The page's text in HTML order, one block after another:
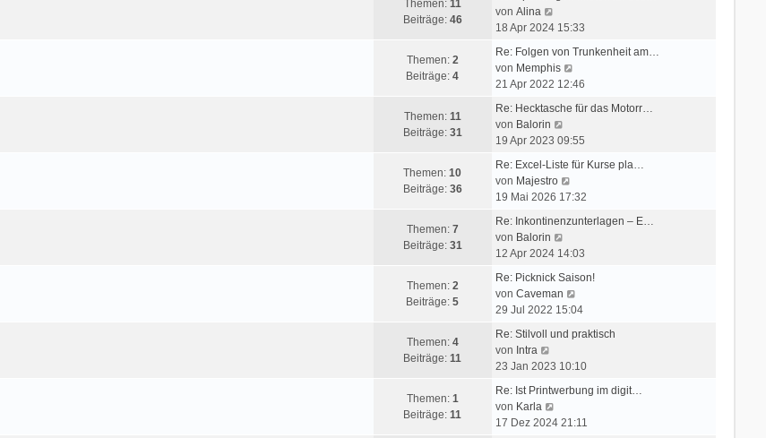
e
i
a
Themen: 11
Beiträge: 46
von Alina
e
e
s
e
r
B
i
t
r
a
g
18 Apr 2024 15:33
Themen: 2
Beiträge:4
Re: Folgen von Trunkenheit am…
von Memphis
e
e
t
e
B
i
r
a
g
21 Apr 2022 12:46
Themen: 11
Beiträge: 31
Re: Hecktasche für das Motorr…
von Balorin
e
e
s
t
e
B
i
r
a
19 Apr 2023 09:55
Themen:10
Beiträge: 36
Re: Excel-Liste für Kurse pla…
von Majestro
e
e
t
e
r
B
i
r
a
19 Mai 2026 17:32
Themen: 7
Beiträge: 31
Re: Inkontinenzunterlagen – E…
von Balorin
e
e
s
t
e
B
i
r
12 Apr 2024 14:03
Themen: 2
Beiträge:5
Re: Picknick Saison!
von Caveman
e
e
t
e
B
29 Jul 2022 15:04
Themen: 4
Beiträge:11
Re: Stilvoll und praktisch
von Intra
e
e
s
t
23 Jan 2023 10:10
Themen: 1
Beiträge:11
Re: Ist Printwerbung im digit…
von Karla
e
17 Dez 2024 21:11